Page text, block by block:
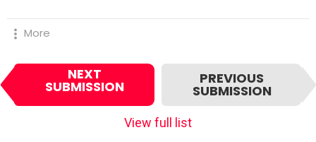
More
PREVIOUS
SUBMISSION
NEXT
SUBMISSION
View full list